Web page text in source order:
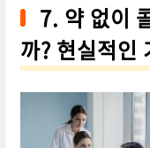
7. 약 없이
까? 현실적인